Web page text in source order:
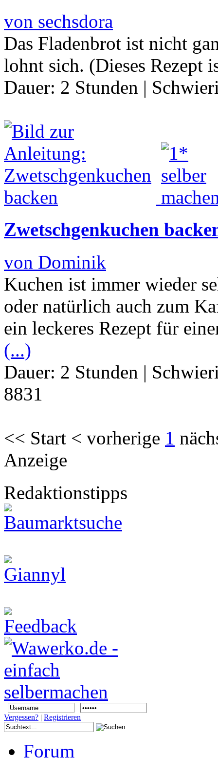
von sechsdora
Das Fladenbrot ist nicht
lohnt sich. (Dieses Rezept
Dauer: 2 Stunden |
Zwetschgenkuchen
von Dominik
Kuchen ist immer wieder
oder natürlich auch zum
ein leckeres Rezept für
(...)
Dauer: 2 Stunden |
8831
<< Start < vorherige 1
Anzeige
Redaktionstipps
Vergessen? | Registrieren
Forum